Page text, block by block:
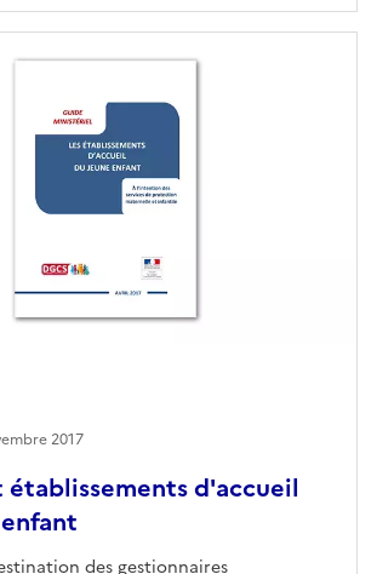
établissements d'accueil
des gestionnaires
2017